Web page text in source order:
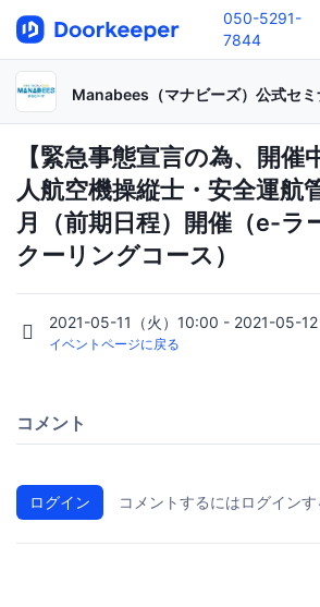
050-5291-
7844
Manabees（マナビーズ）公式セミ
【緊急事態宣言の為、開催
人航空機操縦士・安全運航
月（前期日程）開催（e-ラ
クーリングコース）
2021-05-11（火）10:00 - 2021-05-12
イベントページに戻る
コメント
ログイン コメントするにはログインす